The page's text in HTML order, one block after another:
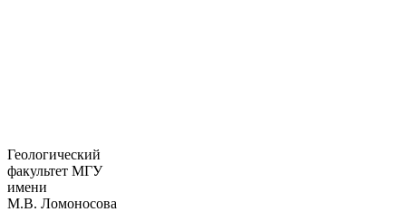
Геологический
факультет МГУ
имени
М.В. Ломоносова